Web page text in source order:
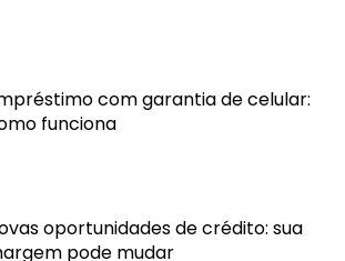
com garantia de celular:
funciona
oportunidades de crédito: sua
pode mudar